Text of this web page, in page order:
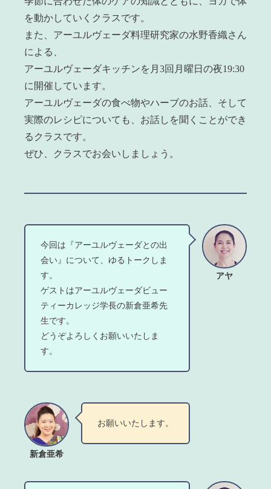
を動かしていくクラスです。
また、アーユルヴェーダ料理研究家の水野香織さん
による、
アーユルヴェーダキッチンを月3回月曜日の夜19:30
に開催しています。
アーユルヴェーダの食べ物やハーブのお話、そして
実際のレシピについても、お話しを聞くことができ
るクラスです。
ぜひ、クラスでお会いしましょう。
アヤ
今回は『アーユルヴェーダとの出
会い』について、ゆるトークしま
す。
ゲストはアーユルヴェーダビュー
ティーカレッジ学長の新倉亜希先
生です。
どうぞよろしくお願いいたしま
す。
新倉亜希
お願いいたします。